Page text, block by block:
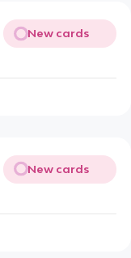
New cards
New cards